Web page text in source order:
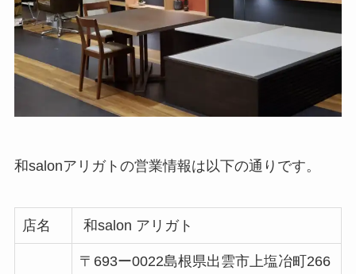
和salonアリガトの営業情報は以下の通りです。
店名 和salon アリガト
〒693ー0022島根県出雲市上塩冶町266